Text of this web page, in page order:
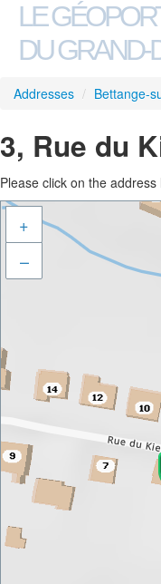
LE
DU GRAND-
Addresses / Bettange-
3, Rue du
Please click on the
+
–